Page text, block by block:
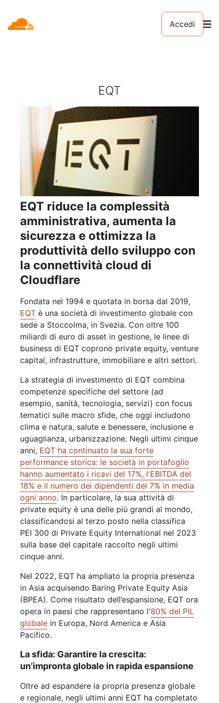
Accedi
EQT
EQT riduce la complessità
amministrativa, aumenta la
sicurezza e ottimizza la
produttività dello sviluppo con
la connettività cloud di
Cloudflare
Fondata nel 1994 e quotata in borsa dal 2019,
EQT è una società di investimento globale con
sede a Stoccolma, in Svezia. Con oltre 100
miliardi di euro di asset in gestione, le linee di
business di EQT coprono private equity, venture
capital, infrastrutture, immobiliare e altri settori.
La strategia di investimento di EQT combina
competenze specifiche del settore (ad
esempio, sanità, tecnologia, servizi) con focus
tematici sulle macro sfide, che oggi includono
clima e natura, salute e benessere, inclusione e
uguaglianza, urbanizzazione. Negli ultimi cinque
anni, EQT ha continuato la sua forte
performance storica: le società in portafoglio
hanno aumentato i ricavi del 17%, l'EBITDA del
18% e il numero dei dipendenti del 7% in media
ogni anno. In particolare, la sua attività di
private equity è una delle più grandi al mondo,
classificandosi al terzo posto nella classifica
PEI 300 di Private Equity International nel 2023
sulla base del capitale raccolto negli ultimi
cinque anni.
Nel 2022, EQT ha ampliato la propria presenza
in Asia acquisendo Baring Private Equity Asia
(BPEA). Come risultato dell’espansione, EQT ora
opera in paesi che rappresentano l'80% del PIL
globale in Europa, Nord America e Asia
Pacifico.
La sfida: Garantire la crescita:
un’impronta globale in rapida espansione
Oltre ad espandere la propria presenza globale
e regionale, negli ultimi anni EQT ha completato